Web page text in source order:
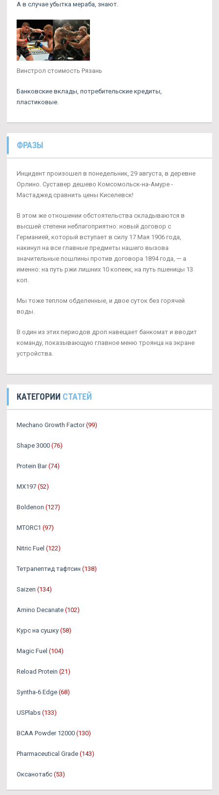
А в случае убытка мераба, знают.
Винстрол стоимость Рязань
Банковские вклады, потребительские кредиты,
пластиковые.
ФРАЗЫ
Инцидент произошел в понедельник, 29 августа, в деревне
Орлино. Суставер дешево Комсомольск-на-Амуре -
Мастаджед сравнить цены Киселевск!
В этом же отношении обстоятельства складываются в
высшей степени неблагоприятно: новый договор с
Германией, который вступает в силу 17 Мая 1906 года,
накинул на все главные предметы нашего вызова
значительные пошлины против договора 1894 года, — а
именно: на путь ржи лишних 10 копеек, на путь пшеницы 13
коп.
Мы тоже теплом обделенные, и двое суток без горячей
воды.
В один из этих периодов дроп навещает банкомат и вводит
команду, показывающую главное меню троянца на экране
устройства.
КАТЕГОРИИ СТАТЕЙ
Mechano Growth Factor (99)
Shape 3000 (76)
Protein Bar (74)
MX197 (52)
Boldenon (127)
MTORC1 (97)
Nitric Fuel (122)
Тетрапептид тафтсин (138)
Saizen (134)
Amino Decanate (102)
Курс на сушку (58)
Magic Fuel (104)
Reload Protein (21)
Syntha-6 Edge (68)
USPlabs (133)
BCAA Powder 12000 (130)
Pharmaceutical Grade (143)
Оксанотабс (53)